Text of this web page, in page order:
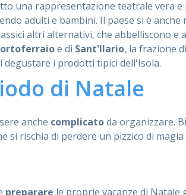
una rappresentazione teatrale vera
adulti e bambini. Il paese si è
altri alternativi, che abbelliscono e
e di Sant'Ilario, la frazione
degustare i prodotti tipici dell'Isola.
di Natale
anche complicatoda organizzare.
si rischia di perdere un pizzico di
preparare le proprie vacanze di Natale